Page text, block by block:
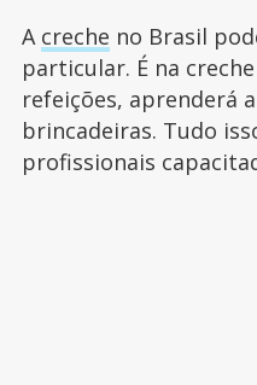
A creche no Brasil
particular. É na
refeições, aprenderá a
brincadeiras. Tudo
profissionais